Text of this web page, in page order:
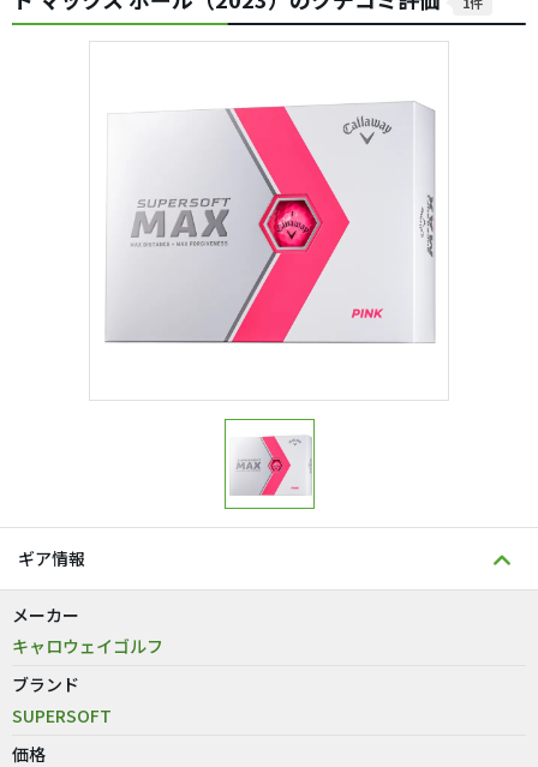
ギア情報
メーカー
キャロウェイゴルフ
ブランド
SUPERSOFT
価格